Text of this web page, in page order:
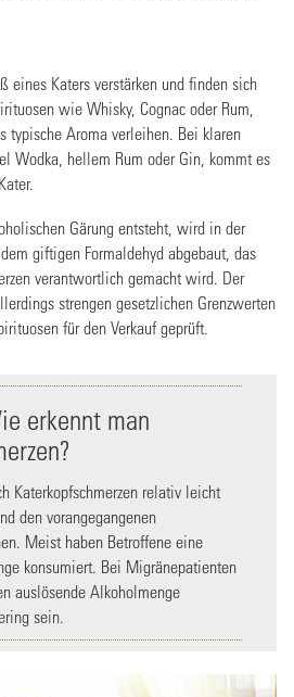
eines Katers verstärken und finden sich
wie Whisky, Cognac oder Rum,
typische Aroma verleihen. Bei klaren
Wodka, hellem Rum oder Gin, kommt es
Gärung entsteht, wird in der
giftigen Formaldehyd abgebaut, das
verantwortlich gemacht wird. Der
strengen gesetzlichen Grenzwerten
für den Verkauf geprüft.
erkennt man
Katerkopfschmerzen relativ leicht
den vorangegangenen
Meist haben Betroffene eine
konsumiert. Bei Migränepatienten
auslösende Alkoholmenge
sein.